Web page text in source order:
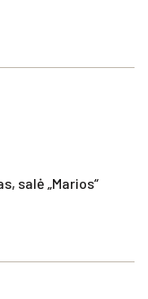
salė „Marios“